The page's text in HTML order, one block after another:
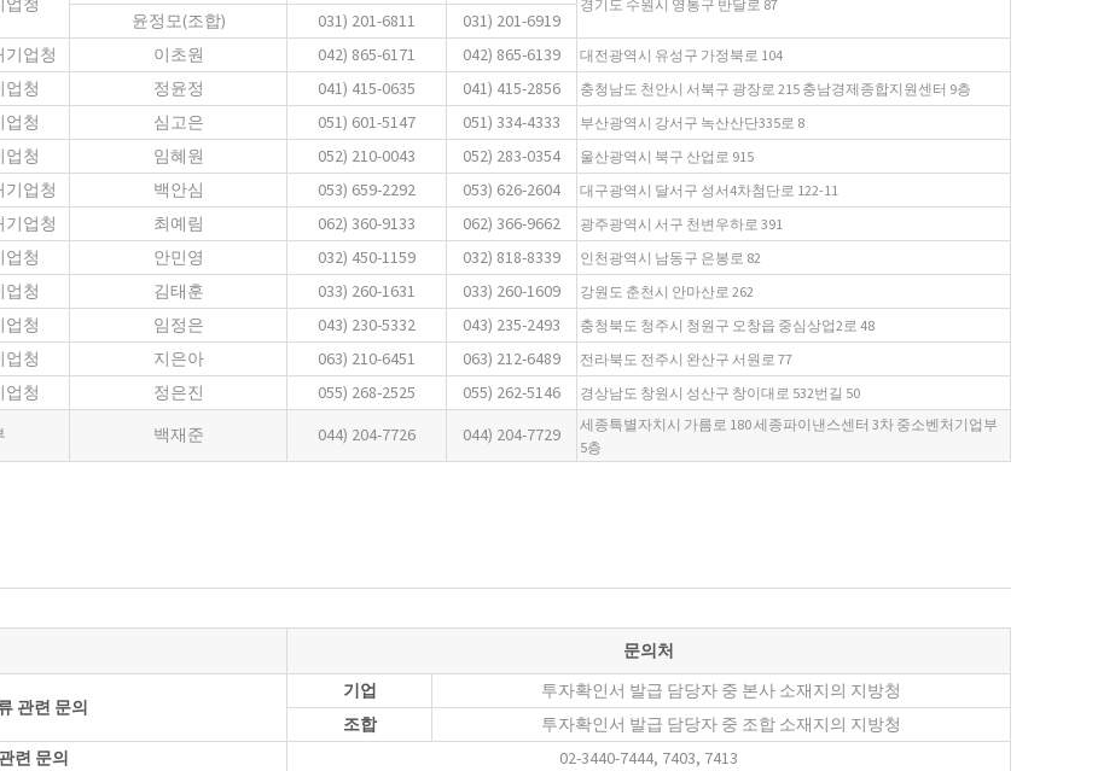
경기도 수원시 영통구 반달로 87
윤정모(조합) 031) 201-6811
031) 201-6919
업청 이초원 042) 865-6171 042) 865-6139 대전광역시 유성구 가정북로 104
업청 정윤정 041) 415-0635 041) 415-2856 충청남도 천안시 서북구 광장로 215 충남경제종합지원센터 9층
업청 심고은 051) 601-5147 051) 334-4333 부산광역시 강서구 녹산산단335로 8
업청 임혜원 052) 210-0043 052) 283-0354 울산광역시 북구 산업로 915
업청 백안심 053) 659-2292 053) 626-2604 대구광역시 달서구 성서4차첨단로 122-11
기업청 최예림 062) 360-9133 062) 366-9662 광주광역시 서구 천변우하로 391
업청 안민영 032) 450-1159 032) 818-8339 인천광역시 남동구 은봉로 82
업청 김태훈 033) 260-1631 033) 260-1609 강원도 춘천시 안마산로 262
업청 임정은 043) 230-5332 043) 235-2493 충청북도 청주시 청원구 오창읍 중심상업2로 48
업청 지은아 063) 210-6451 063) 212-6489 전라북도 전주시 완산구 서원로 77
업청 정은진 055) 268-2525 055) 262-5146 경상남도 창원시 성산구 창이대로 532번길 50
백재준 044) 204-7726 044) 204-7729
세종특별자치시 가름로 180 세종파이낸스센터 3차 중소벤처기업부
5층
문의처
관련 문의
기업
투자확인서 발급 담당자 중 본사 소재지의 지방청
조합
투자확인서 발급 담당자 중 조합 소재지의 지방청
련 문의
02-3440-7444, 7403, 7413